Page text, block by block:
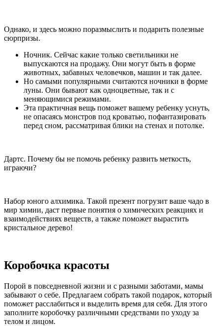
Однако, и здесь можно поразмыслить и подарить полезные
сюрпризы.
Ночник. Сейчас какие только светильники не
выпускаются на продажу. Они могут быть в форме
животных, забавных человечков, машин и так далее.
Но самыми популярными считаются ночники в форме
луны. Они бывают как одноцветные, так и с
меняющимися режимами.
Эта практичная вещь поможет вашему ребенку уснуть,
не опасаясь монстров под кроватью, пофантазировать
перед сном, рассматривая блики на стенах и потолке.
Дартс. Почему бы не помочь ребенку развить меткость,
играючи?
Набор юного алхимика. Такой презент погрузит ваше чадо в
мир химии, даст первые понятия о химических реакциях и
взаимодействиях веществ, а также поможет вырастить
кристальное дерево!
Коробочка красоты
Порой в повседневной жизни и с разными заботами, мамы
забывают о себе. Предлагаем собрать такой подарок, который
поможет расслабиться и выделить время для себя. Для этого
заполните коробочку различными средствами по уходу за
телом и лицом.